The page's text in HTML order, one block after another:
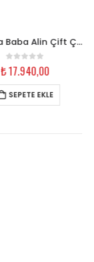
Mobilya Baba Alin Çift Çekmeceli Dresuar Krem Eskitme Klasik
0out of 5
₺17.940,00
SEPETE EKLE